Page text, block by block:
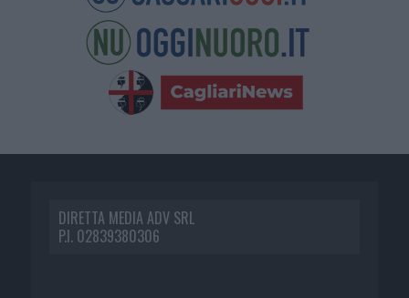
DIRETTA MEDIA ADV SRL
P.I. 02839380306